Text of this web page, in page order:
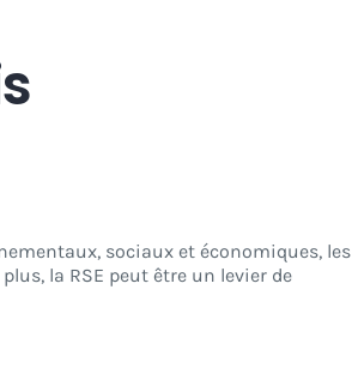
sociaux et économiques, les
la RSE peut être un levier de